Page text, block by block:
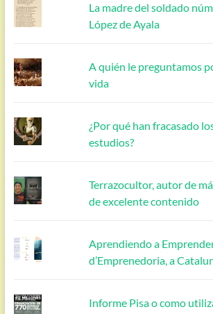
La madre del soldado
López de Ayala
A quién le preguntamos
vida
¿Por qué han fracasado
estudios?
Terrazocultor, autor de
de excelente contenido
Aprendiendo a
d’Emprenedoria, a
Informe Pisa o como